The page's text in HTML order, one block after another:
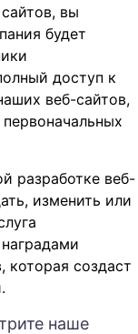
вы
будет
доступ к
веб-сайтов,
разработке веб-
изменить или
которая создаст
наше